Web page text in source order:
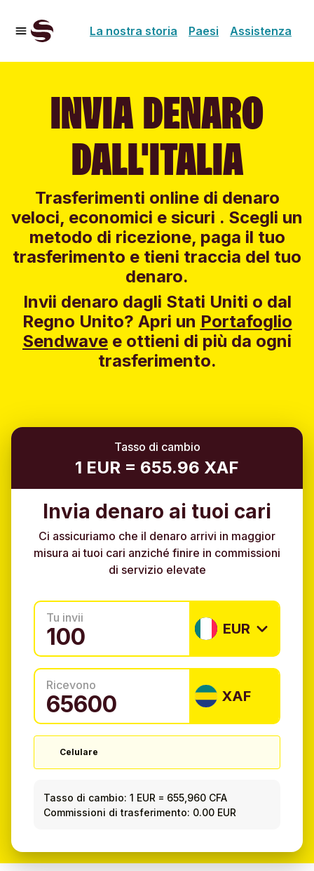
La nostra storia Paesi Assistenza
INVIA DENARO
DALL'ITALIA
Trasferimenti online di denaro
veloci, economici e sicuri . Scegli un
metodo di ricezione, paga il tuo
trasferimento e tieni traccia del tuo
denaro.
Invii denaro dagli Stati Uniti o dal
Regno Unito? Apri un Portafoglio
Sendwave e ottieni di più da ogni
trasferimento.
Tasso di cambio
1 EUR = 655.96 XAF
Invia denaro ai tuoi cari
Ci assicuriamo che il denaro arrivi in maggior
misura ai tuoi cari anziché finire in commissioni
di servizio elevate
Tu invii
EUR
Ricevono
XAF
Celulare
Tasso di cambio: 1 EUR = 655,960 CFA
Commissioni di trasferimento: 0.00 EUR